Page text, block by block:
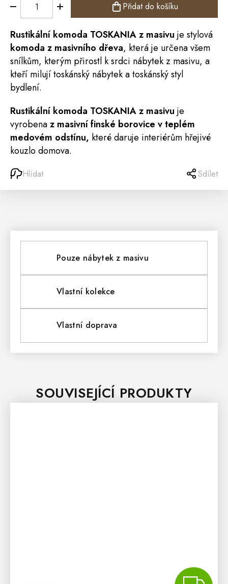
Přidat do košíku
Rustikální komoda TOSKANIAz masivu je stylová
komoda z masivního dřeva, která je určena všem
snílkům, kterým přirostl k srdci nábytek z masivu, a
kteří milují toskánský nábytek a toskánský styl
bydlení.
Rustikální komoda TOSKANIA z masivu je
vyrobenaz masivní finské borovice v teplém
medovém odstínu, které daruje interiérům hřejivé
kouzlo domova.
Hlídat Sdílet
Pouze nábytek z masivu
Vlastní kolekce
Vlastní doprava
SOUVISEJÍCÍ PRODUKTY